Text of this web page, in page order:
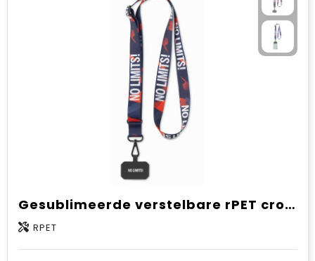
Gesublimeerde verstelbare rPET crossbody telefoonhouder
RPET